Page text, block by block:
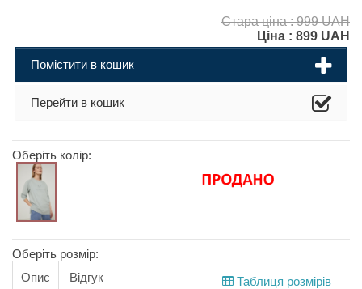
Стара ціна : 999 UAH
Ціна : 899 UAH
Помістити в кошик
Перейти в кошик
Оберіть колір:
Оберіть розмір:
Таблиця розмірів
Опис Відгук